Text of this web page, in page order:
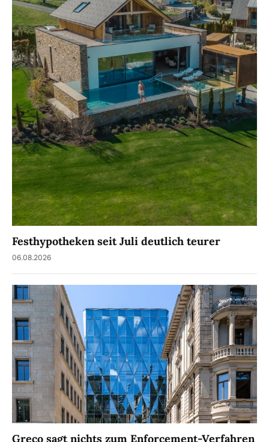
Festhypotheken seit Juli deutlich teurer
06.08.2026
Greco sagt nichts zum Enforcement-Verfahren